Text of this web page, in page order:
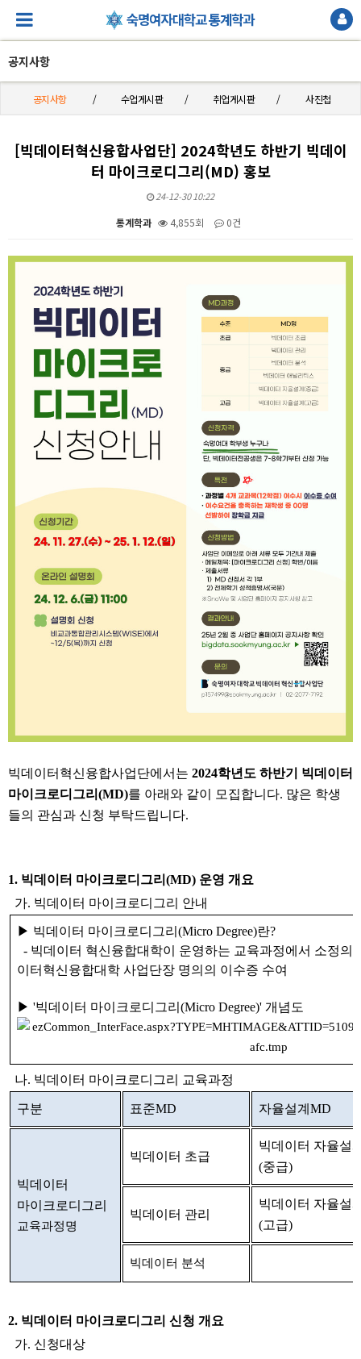
공지사항
공지사항 수업게시판 취업게시판 사진첩
[빅데이터혁신융합사업단] 2024학년도 하반기 빅데이
터 마이크로디그리(MD) 홍보
24-12-30 10:22
통계학과 4,855회 0건
본문
빅데이터혁신융합사업단에서는 2024학년도 하반기 빅데이터
마이크로디그리(MD)를 아래와 같이 모집합니다. 많은 학생
들의 관심과 신청 부탁드립니다.
1. 빅데이터 마이크로디그리(MD) 운영 개요
가. 빅데이터 마이크로디그리 안내
▶ 빅데이터 마이크로디그리(Micro Degree)란?
- 빅데이터 혁신융합대학이 운영하는 교육과정에서 소정의
이터혁신융합대학 사업단장 명의의 이수증 수여
▶ '빅데이터 마이크로디그리(Micro Degree)' 개념도
나. 빅데이터 마이크로디그리 교육과정
구분 표준MD 자율설계MD
빅데이터
마이크로디그리
교육과정명
빅데이터 초급
빅데이터 자율설
(중급)
빅데이터 관리
빅데이터 자율설
(고급)
빅데이터 분석
2. 빅데이터 마이크로디그리 신청 개요
가. 신청대상